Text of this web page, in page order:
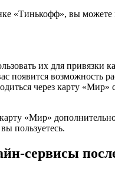
«Тинькофф», вы
их для привязки
появится возможность
через карту «Мир»
«Мир»
пользуетесь.
сервисы